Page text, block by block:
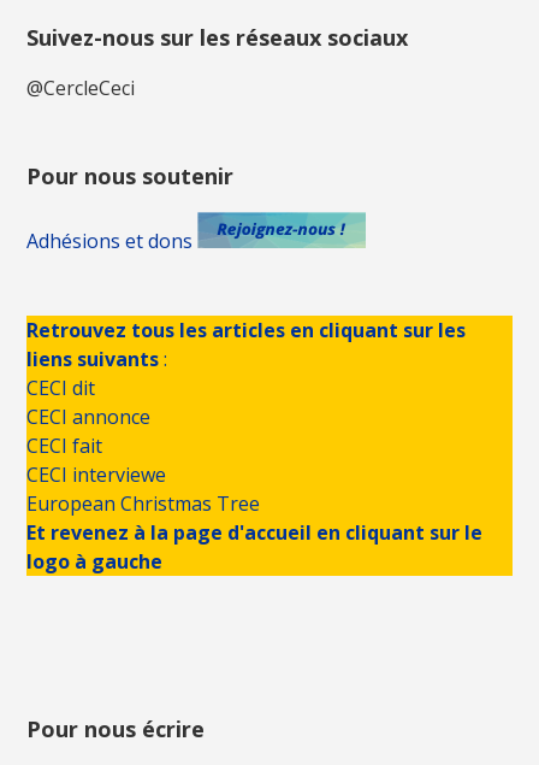
Suivez-nous sur les réseaux sociaux
@CercleCeci
Pour nous soutenir
Adhésions et dons
Retrouvez tous les articles en cliquant sur les
liens suivants:
CECI dit
CECI annonce
CECI fait
CECI interviewe
European Christmas Tree
Et revenez à la page d'accueil en cliquant sur le
logo à gauche
Pour nous écrire